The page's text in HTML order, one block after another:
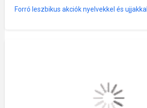
Forró leszbikus akciók nyelvekkel és ujjakkal